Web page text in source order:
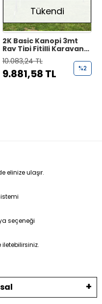
Tükendi
2K Basic Kanopi 3mt
Ray Tipi Fitilli Karavan
Tente
10.083,24 TL
9.881,58 TL %2
elinize ulaşır.
seçeneği
iletebilirsiniz.